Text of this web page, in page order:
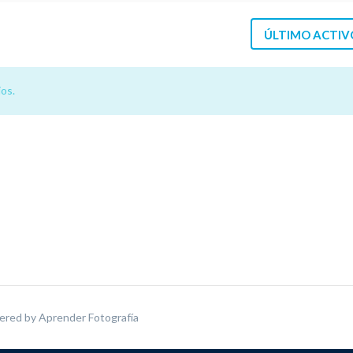
ÚLTIMO
byAprender Fotografía